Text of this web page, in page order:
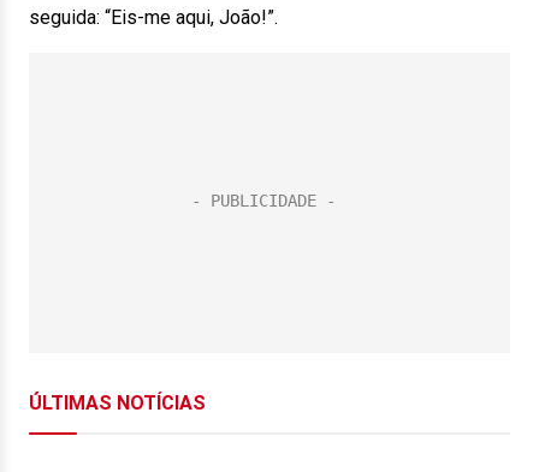
seguida: “Eis-me aqui, João!”.